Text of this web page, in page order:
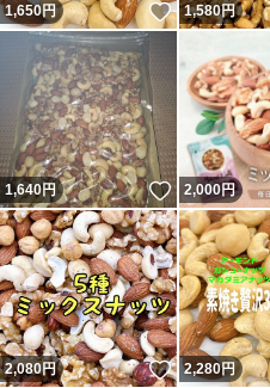
1,650円 いいね！
1,580円
1,640円 いいね！
2,000円
2,080円 いいね！
2,280円